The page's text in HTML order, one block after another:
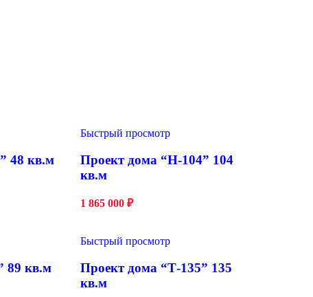
48 кв.м
Быстрый просмотр
Проект дома “Н-104” 104
кв.м
1 865 000 ₽
89 кв.м
Быстрый просмотр
Проект дома “Т-135” 135
кв.м